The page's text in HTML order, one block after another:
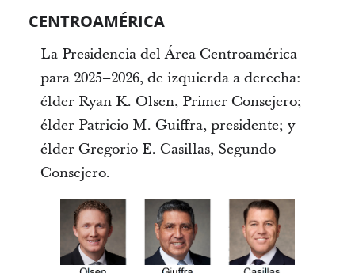
CENTROAMÉRICA
La Presidencia del Área Centroamérica
para 2025–2026, de izquierda a derecha:
élder Ryan K. Olsen, Primer Consejero;
élder Patricio M. Guiffra, presidente; y
élder Gregorio E. Casillas, Segundo
Consejero.